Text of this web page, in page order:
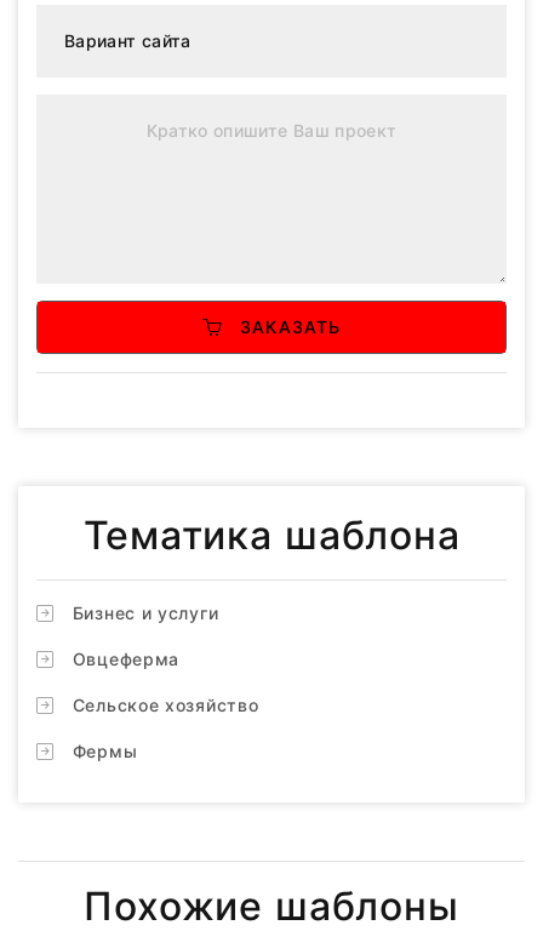
ЗАКАЗАТЬ
Тематика шаблона
Бизнес и услуги
Овцеферма
Сельское хозяйство
Фермы
Похожие шаблоны